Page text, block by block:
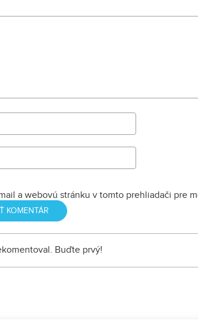
a webovú stránku v tomto prehliadači pre
Buďte prvý!